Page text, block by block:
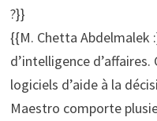
?}}
{{M. Chetta
d’intelligence
logiciels d’aide à la
Maestro comporte